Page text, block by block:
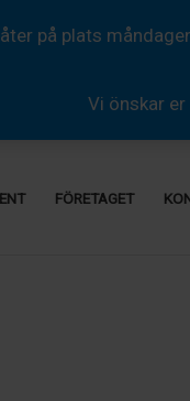
på plats
Vi önskar
FÖRETAGET